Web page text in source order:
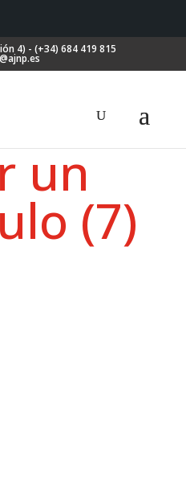
4) - (+34) 684 419 815
un
(7)